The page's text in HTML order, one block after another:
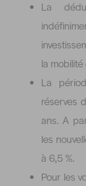
La
la
La
réserves
ans. A
les
à 6,5 %.
Pour les